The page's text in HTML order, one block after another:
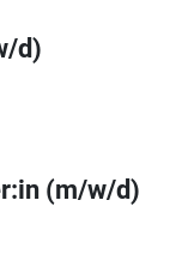
d)
(m/w/d)